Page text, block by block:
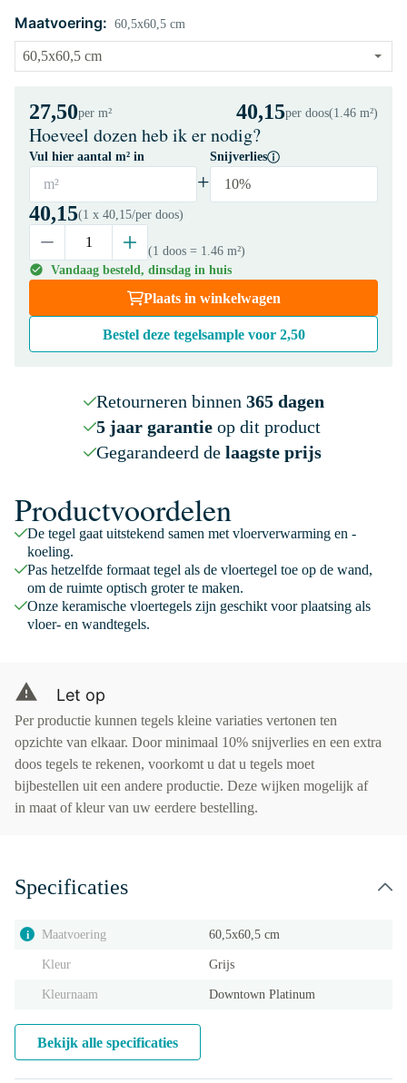
Maatvoering: 60,5x60,5 cm
27,50per m² 40,15per doos(1.46 m²)
Hoeveel dozen heb ik er nodig?
Vul hier aantal m² in
m² +
Snijverlies
10%
40,15(1 x 40,15/per doos)
(1 doos = 1.46 m²)
Vandaag besteld, dinsdag in huis
Plaats in winkelwagen
Bestel deze tegelsample voor 2,50
Retourneren binnen 365 dagen
5 jaar garantieop dit product
Gegarandeerd de laagste prijs
Productvoordelen
De tegel gaat uitstekend samen met vloerverwarming en -
koeling.
Pas hetzelfde formaat tegel als de vloertegel toe op de wand,
om de ruimte optisch groter te maken.
Onze keramische vloertegels zijn geschikt voor plaatsing als
vloer- en wandtegels.
Let op
Per productie kunnen tegels kleine variaties vertonen ten
opzichte van elkaar. Door minimaal 10% snijverlies en een extra
doos tegels te rekenen, voorkomt u dat u tegels moet
bijbestellen uit een andere productie. Deze wijken mogelijk af
in maat of kleur van uw eerdere bestelling.
Specificaties
i Maatvoering 60,5x60,5 cm
Kleur Grijs
Kleurnaam Downtown Platinum
Bekijk alle specificaties